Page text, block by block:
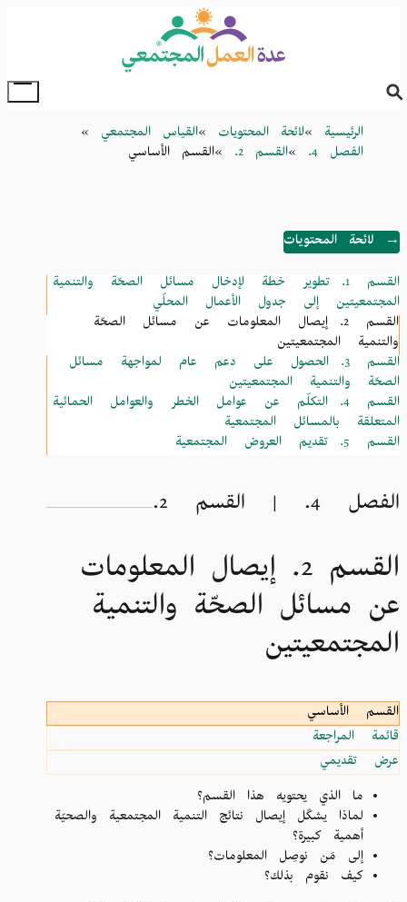
Breadcrumb
الرئيسية لائحة المحتويات
القياس المجتمعي
الفصل 4.
القسم 2. القسم الأساسي
→ لائحة المحتويات
القسم 1.
تطوير خطة لإدخال مسائل الصحّة والتنمية
المجتمعيتين إلى جدول الأعمال المحلّي
القسم 2.
إيصال المعلومات عن مسائل الصحّة
والتنمية المجتمعيتين
القسم 3.
الحصول على دعم عام لمواجهة مسائل
الصحّة والتنمية المجتمعيتين
القسم 4.
التكلّم عن عوامل الخطر والعوامل الحمائية
المتعلقة بالمسائل المجتمعية
القسم 5.
تقديم العروض المجتمعية
الفصل 4. | القسم 2.
القسم 2. إيصال المعلومات
عن مسائل الصحّة والتنمية
المجتمعيتين
القسم الأساسي
قائمة المراجعة
عرض تقديمي
ما الذي يحتويه هذا القسم؟
لماذا يشكّل إيصال نتائج التنمية المجتمعية والصحيّة
أهمية كبيرة؟
إلى مَن نوصِل المعلومات؟
كيف نقوم بذلك؟